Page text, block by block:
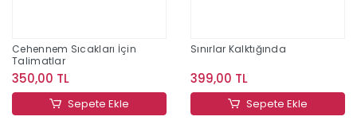
Cehennem Sıcakları İçin
Talimatlar
350,00 TL
Sepete Ekle
Sınırlar Kalktığında
399,00 TL
Sepete Ekle